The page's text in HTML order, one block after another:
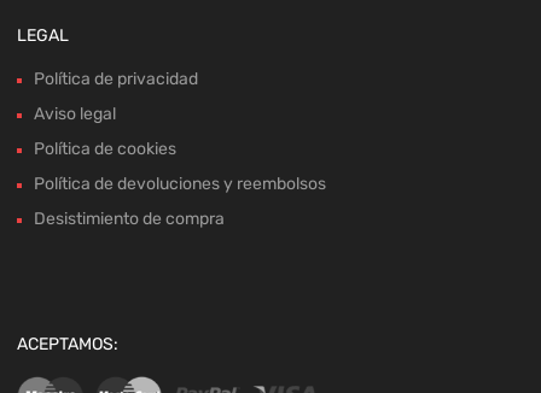
LEGAL
Política de privacidad
Aviso legal
Política de cookies
Política de devoluciones y reembolsos
Desistimiento de compra
ACEPTAMOS: